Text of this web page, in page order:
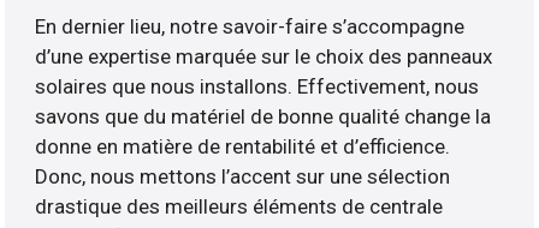
En dernier lieu, notre savoir-faire s’accompagne
d’une expertise marquée sur le choix des panneaux
solaires que nous installons. Effectivement, nous
savons que du matériel de bonne qualité change la
donne en matière de rentabilité et d’efficience.
Donc, nous mettons l’accent sur une sélection
drastique des meilleurs éléments de centrale